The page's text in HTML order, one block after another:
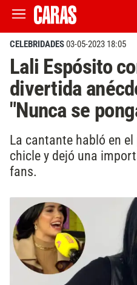
CELEBRIDADES03-05-2023 18:05
Lali Espósito
divertida
"Nunca se
La cantante habló en
chicle y dejó una
fans.